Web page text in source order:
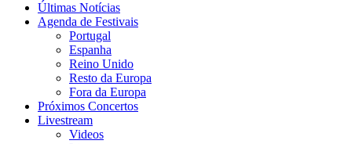
Últimas Notícias
Agenda de Festivais
Portugal
Espanha
Reino Unido
Resto da Europa
Fora da Europa
Próximos Concertos
Livestream
Videos